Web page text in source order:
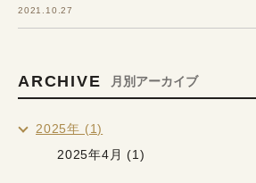
2021.10.27
ARCHIVE 月別アーカイブ
2025年 (1)
2025年4月 (1)